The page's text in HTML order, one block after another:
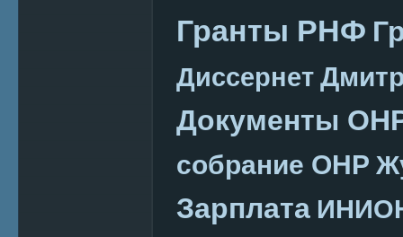
Гранты РНФ
Диссернет
Документы
собрание ОНР
Зарплата